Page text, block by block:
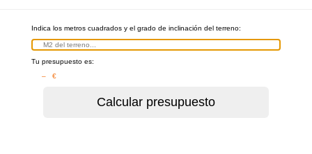
Indica los metros cuadrados y el grado de inclinación del terreno:
Tu presupuesto es:
– €